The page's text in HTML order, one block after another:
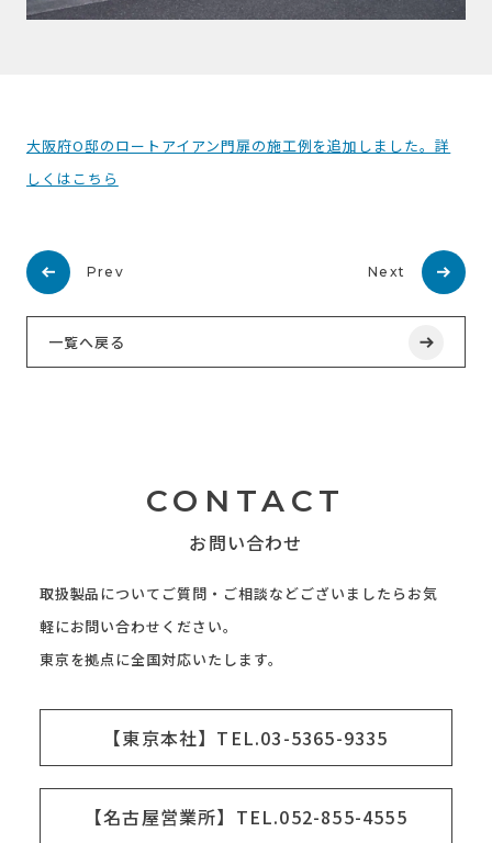
大阪府O邸のロートアイアン門扉の施工例を追加しました。詳
しくはこちら
Prev Next
一覧へ戻る
CONTACT
お問い合わせ
取扱製品についてご質問・ご相談などございましたらお気
軽にお問い合わせください。
東京を拠点に全国対応いたします。
【東京本社】TEL.03-5365-9335
【名古屋営業所】TEL.052-855-4555